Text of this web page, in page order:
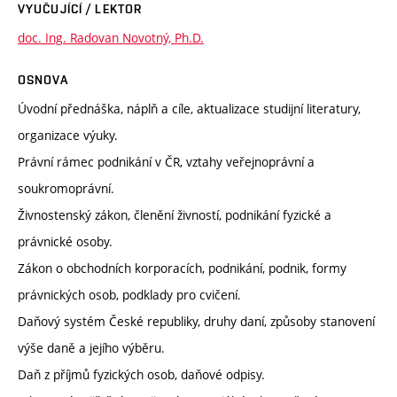
VYUČUJÍCÍ / LEKTOR
doc. Ing. Radovan Novotný, Ph.D.
OSNOVA
Úvodní přednáška, náplň a cíle, aktualizace studijní literatury,
organizace výuky.
Právní rámec podnikání v ČR, vztahy veřejnoprávní a
soukromoprávní.
Živnostenský zákon, členění živností, podnikání fyzické a
právnické osoby.
Zákon o obchodních korporacích, podnikání, podnik, formy
právnických osob, podklady pro cvičení.
Daňový systém České republiky, druhy daní, způsoby stanovení
výše daně a jejího výběru.
Daň z příjmů fyzických osob, daňové odpisy.